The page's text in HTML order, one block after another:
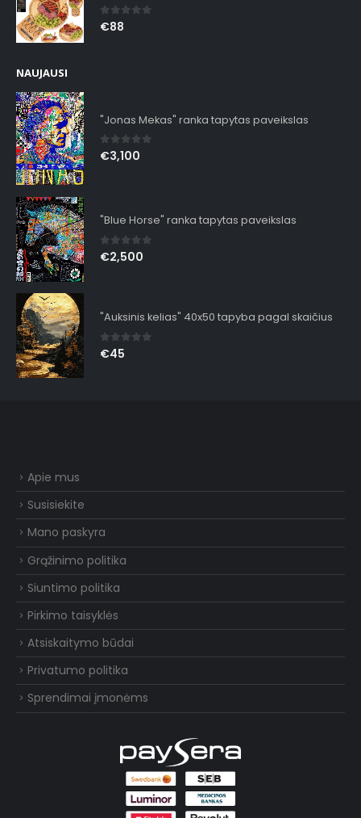
0out of 5
€88
NAUJAUSI
"Jonas Mekas" ranka tapytas paveikslas
0out of 5
€3,100
"Blue Horse" ranka tapytas paveikslas
0out of 5
€2,500
"Auksinis kelias" 40x50 tapyba pagal skaičius
0out of 5
€45
Apie mus
Susisiekite
Mano paskyra
Grąžinimo politika
Siuntimo politika
Pirkimo taisyklės
Atsiskaitymo būdai
Privatumo politika
Sprendimai įmonėms